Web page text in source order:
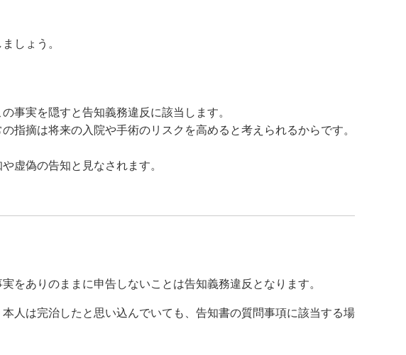
しょう。
事実を隠すと告知義務違反に該当します。
指摘は将来の入院や手術のリスクを高めると考えられるからです。
虚偽の告知と見なされます。
をありのままに申告しないことは告知義務違反となります。
人は完治したと思い込んでいても、告知書の質問事項に該当する場